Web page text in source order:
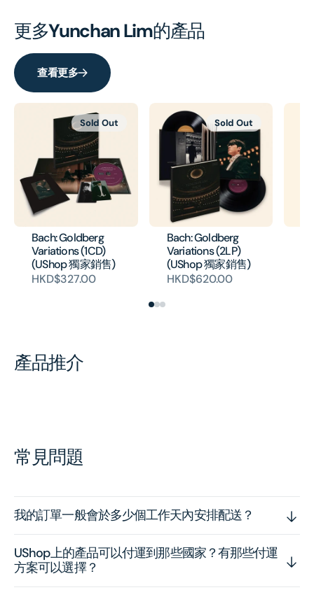
更多Yunchan Lim的產品
查看更多
Bach: Goldberg
Variations (1CD)
(UShop 獨家銷售)
HKD$327.00
Sold Out
Bach: Goldberg
Variations (2LP)
(UShop 獨家銷售)
HKD$620.00
Sold Out
產品推介
常見問題
我的訂單一般會於多少個工作天內安排配送？
UShop上的產品可以付運到那些國家？有那些付運
方案可以選擇？